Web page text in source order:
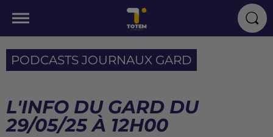
PODCASTS JOURNAUX GARD
L'INFO DU GARD DU
29/05/25 À 12H00